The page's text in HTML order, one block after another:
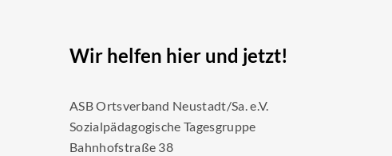
Wir helfen hier und jetzt!
ASB Ortsverband Neustadt/Sa. e.V.
Sozialpädagogische Tagesgruppe
Bahnhofstraße 38